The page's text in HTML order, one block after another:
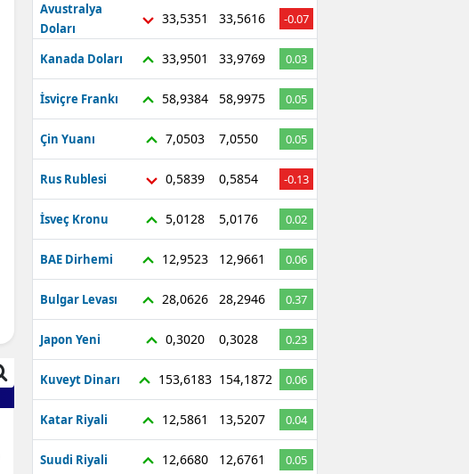
Avustralya
Doları
33,5351 33,5616 -0.07
Kanada Doları 33,9501 33,9769 0.03
İsviçre Frankı 58,9384 58,9975 0.05
Çin Yuanı 7,0503 7,0550 0.05
Rus Rublesi 0,5839 0,5854 -0.13
İsveç Kronu 5,0128 5,0176 0.02
BAE Dirhemi 12,9523 12,9661 0.06
Bulgar Levası 28,0626 28,2946 0.37
Japon Yeni 0,3020 0,3028 0.23
Kuveyt Dinarı 153,6183 154,1872 0.06
Katar Riyali 12,5861 13,5207 0.04
Suudi Riyali 12,6680 12,6761 0.05